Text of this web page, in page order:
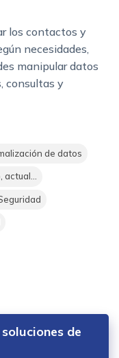
los contactos y
necesidades,
manipular datos
consultas y
de datos
actual...
de